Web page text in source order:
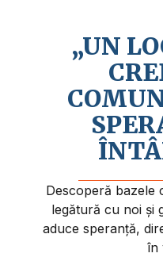
„UN
Descoperă bazele
legătură cu noi și
aduce speranță,
în